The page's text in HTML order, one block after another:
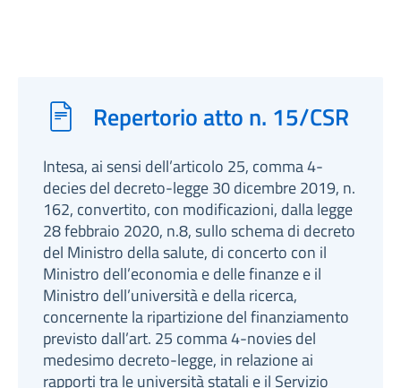
Repertorio atto n. 15/CSR
Intesa, ai sensi dell’articolo 25, comma 4-
decies del decreto-legge 30 dicembre 2019, n.
162, convertito, con modificazioni, dalla legge
28 febbraio 2020, n.8, sullo schema di decreto
del Ministro della salute, di concerto con il
Ministro dell’economia e delle finanze e il
Ministro dell’università e della ricerca,
concernente la ripartizione del finanziamento
previsto dall’art. 25 comma 4-novies del
medesimo decreto-legge, in relazione ai
rapporti tra le università statali e il Servizio